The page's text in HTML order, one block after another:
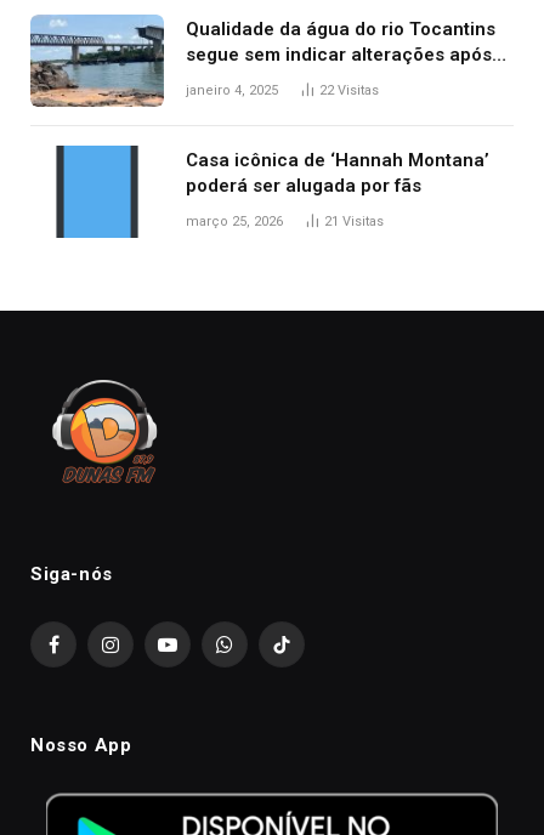
Qualidade da água do rio Tocantins
segue sem indicar alterações após
desabamento da ponte entre MA e
janeiro 4, 2025 22Visitas
Casa icônica de ‘Hannah Montana’
poderá ser alugada por fãs
março 25, 2026 21 Visitas
Siga-nós
FacebookInstagramYouTubeWhatsAppTikTok
Nosso App